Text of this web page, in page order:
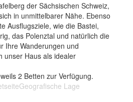
der Sächsischen Schweiz,
in unmittelbarer Nähe. Ebenso
Ausflugsziele, wie die Bastei,
das Polenztal und natürlich die
Ihre Wanderungen und
unser Haus als idealer
2 Betten zur Verfügung.
Geografische Lage